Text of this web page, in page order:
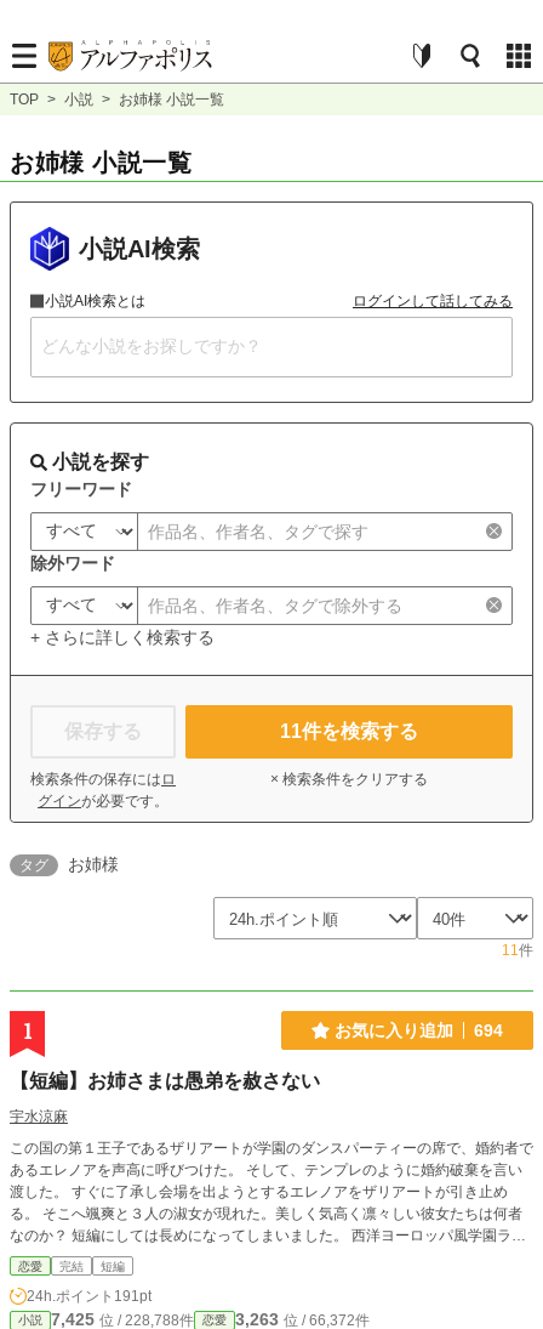
TOP > 小説 > お姉様 小説一覧
お姉様 小説一覧
小説AI検索
小説AI検索とは ログインして話してみる
小説を探す
フリーワード
除外ワード
+ さらに詳しく検索する
保存する
検索条件の保存には ロ
グインが必要です。
11件を検索する
× 検索条件をクリアする
タグ お姉様
11件
1 お気に入り追加 694
【短編】お姉さまは愚弟を赦さない
宇水涼麻
この国の第１王子であるザリアートが学園のダンスパーティーの席で、婚約者で
あるエレノアを声高に呼びつけた。 そして、テンプレのように婚約破棄を言い
渡した。 すぐに了承し会場を出ようとするエレノアをザリアートが引き止め
る。 そこへ颯爽と３人の淑女が現れた。美しく気高く凛々しい彼女たちは何者
なのか？ 短編にしては長めになってしまいました。 西洋ヨーロッパ風学園ラブ
ストーリーです。
恋愛 完結 短編
24h.ポイント 191pt
小説 7,425 位 / 228,788件 恋愛 3,263 位 / 66,372件